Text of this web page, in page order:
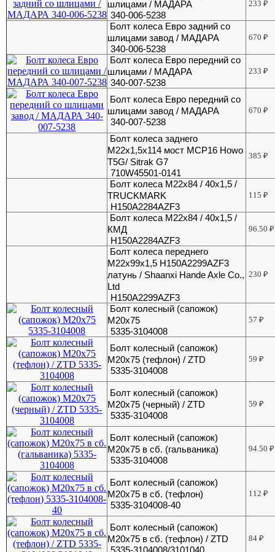
шлицами / МАДАРА
340-006-5238
233₽
Болт колеса Евро задний со
шлицами завод / МАДАРА
340-006-5238
670₽
Болт колеса Евро передний со
шлицами / МАДАРА
340-007-5238
233₽
Болт колеса Евро передний со
шлицами завод / МАДАРА
340-007-5238
670₽
Болт колеса заднего
М22х1,5х114 мост MCP16 Howo
T5G/ Sitrak G7
710W45501-0141
385₽
Болт колеса М22х84 / 40х1,5 /
TRUCKMARK
H150A2284AZF3
115₽
Болт колеса М22х84 / 40х1,5 /
КМД
H150A2284AZF3
96.50₽
Болт колеса переднего
М22х99х1,5 H150A2299AZF3
латунь / Shaanxi Hande Axle Co.,
Ltd
H150A2299AZF3
230₽
Болт колесный (сапожок)
М20х75
5335-3104008
57₽
Болт колесный (сапожок)
М20х75 (тефлон) / ZTD
5335-3104008
59₽
Болт колесный (сапожок)
М20х75 (черный) / ZTD
5335-3104008
59₽
Болт колесный (сапожок)
М20х75 в сб. (гальваника)
5335-3104008
94.50₽
Болт колесный (сапожок)
М20х75 в сб. (тефлон)
5335-3104008-40
112₽
Болт колесный (сапожок)
М20х75 в сб. (тефлон) / ZTD
84₽